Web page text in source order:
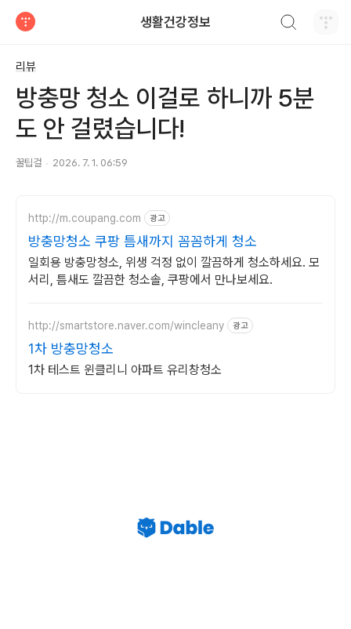
생활건강정보
리뷰
방충망 청소 이걸로 하니까 5분
도 안 걸렸습니다!
꿀팁걸 2026. 7. 1. 06:59
http://m.coupang.com 광고
방충망청소 쿠팡 틈새까지 꼼꼼하게 청소
일회용 방충망청소, 위생 걱정 없이 깔끔하게 청소하세요. 모
서리, 틈새도 깔끔한 청소솔, 쿠팡에서 만나보세요.
http://smartstore.naver.com/wincleany 광고
1차 방충망청소
1차 테스트 윈클리니 아파트 유리창청소